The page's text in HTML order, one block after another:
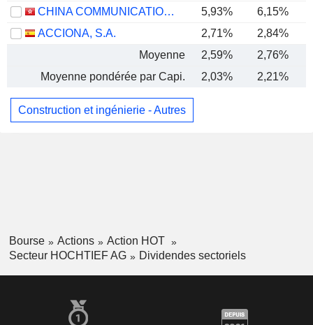
CHINA COMMUNICATIONS CONSTRUCTION COMPANY LIMITED
5,93%
6,15%
ACCIONA, S.A.
2,71% 2,84%
Moyenne
2,59% 2,76%
Moyenne pondérée par Capi.
2,03% 2,21%
Construction et ingénierie - Autres
Bourse Actions
Action HOT
Secteur HOCHTIEF AG
Dividendes sectoriels